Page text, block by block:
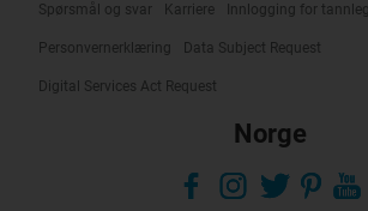
Spørsmål og svar Karriere Innlogging for
Personvernerklæring Data Subject Request
Digital Services Act Request
Norge